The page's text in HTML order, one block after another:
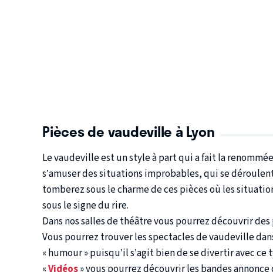
Pièces de vaudeville à Lyon
Le vaudeville est un style à part qui a fait la
s’amuser des situations improbables, qui se
tomberez sous le charme de ces pièces où les
sous le signe du rire.
Dans nos salles de théâtre vous pourrez découvrir
Vous pourrez trouver les spectacles de vaudeville
« humour » puisqu’il s’agit bien de se divertir avec
«Vidéos» vous pourrez découvrir les bandes